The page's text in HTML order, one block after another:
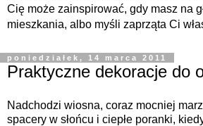
Cię może zainspirować, gdy masz na
mieszkania, albo myśli zaprząta Ci
poniedziałek, 14 marca 2011
Praktyczne dekoracje do
Nadchodzi wiosna, coraz mocniej
spacery w słońcu i ciepłe poranki,